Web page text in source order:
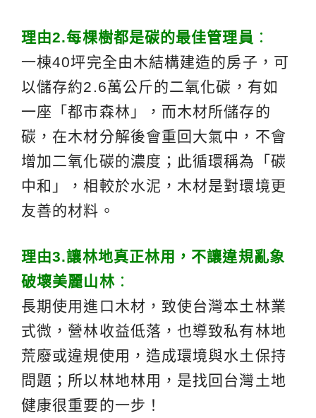
理由2.每棵樹都是碳的最佳管理員 ：
一棟40坪完全由木結構建造的房子，可
以儲存約2.6萬公斤的二氧化碳，有如
一座「都市森林」，而木材所儲存的
碳，在木材分解後會重回大氣中，不會
增加二氧化碳的濃度；此循環稱為「碳
中和」，相較於水泥，木材是對環境更
友善的材料。
理由3.讓林地真正林用，不讓違規亂象
破壞美麗山林：
長期使用進口木材，致使台灣本土林業
式微，營林收益低落，也導致私有林地
荒廢或違規使用，造成環境與水土保持
問題；所以林地林用，是找回台灣土地
健康很重要的一步！